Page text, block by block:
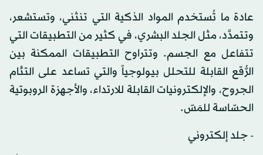
عادة ما تُستخدم المواد الذكية التي تنثني، وتستشعر،
وتتمدَّد، مثل الجلد البشري، في كثير من التطبيقات التي
تتفاعل مع الجسم. وتتراوح التطبيقات الممكنة بين
الرُّقع القابلة للتحلل بيولوجياً والتي تساعد على التئام
الجروح، والإلكترونيات القابلة للارتداء، والأجهزة الروبوتية
الحسّاسة للمَسّ.
- جلد إلكتروني